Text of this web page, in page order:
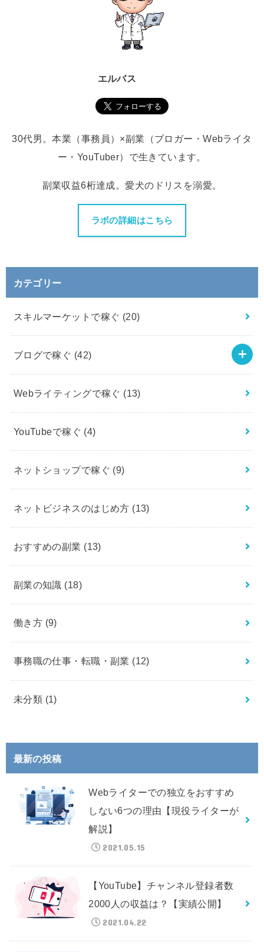
エルバス
30代男。本業（事務員）×副業（ブロガー・Webライタ
ー・YouTuber）で生きています。
副業収益6桁達成。愛犬のドリスを溺愛。
ラボの詳細はこちら
カテゴリー
スキルマーケットで稼ぐ (20)
ブログで稼ぐ (42)
Webライティングで稼ぐ (13)
YouTubeで稼ぐ (4)
ネットショップで稼ぐ (9)
ネットビジネスのはじめ方 (13)
おすすめの副業 (13)
副業の知識 (18)
働き方 (9)
事務職の仕事・転職・副業 (12)
未分類 (1)
最新の投稿
Webライターでの独立をおすすめ
しない6つの理由【現役ライターが
解説】
2021.05.15
【YouTube】チャンネル登録者数
2000人の収益は？【実績公開】
2021.04.22